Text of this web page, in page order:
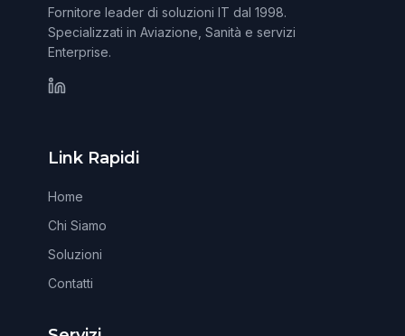
Fornitore leader di soluzioni IT dal 1998.
Specializzati in Aviazione, Sanità e servizi
Enterprise.
Link Rapidi
Home
Chi Siamo
Soluzioni
Contatti